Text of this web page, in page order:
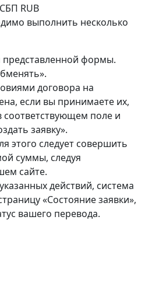
RUB
выполнить несколько
представленной формы.
договора на
если вы принимаете их,
соответствующем поле и
заявку».
этого следует совершить
суммы, следуя
сайте.
действий, система
«Состояние заявки»,
вашего перевода.